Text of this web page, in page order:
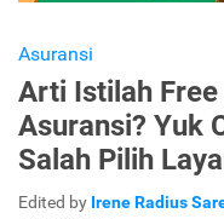
Asuransi
Arti Istilah
Asuransi? Yuk
Salah Pilih
Edited by Irene Radius